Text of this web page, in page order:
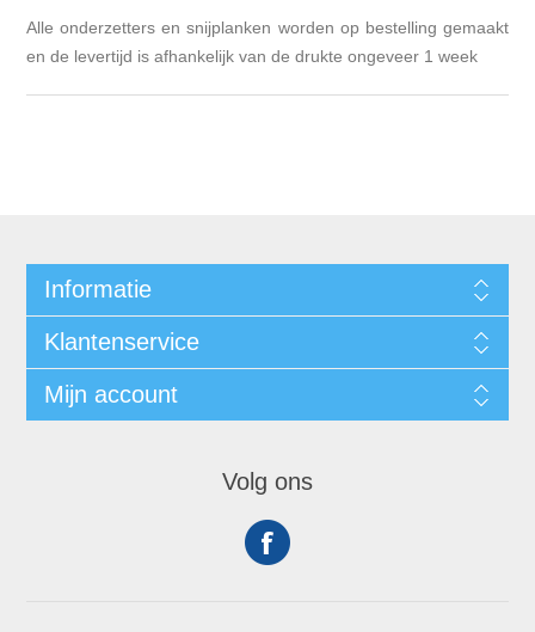
Alle onderzetters en snijplanken worden op bestelling gemaakt
en de levertijd is afhankelijk van de drukte ongeveer 1 week
Informatie
Klantenservice
Mijn account
Volg ons